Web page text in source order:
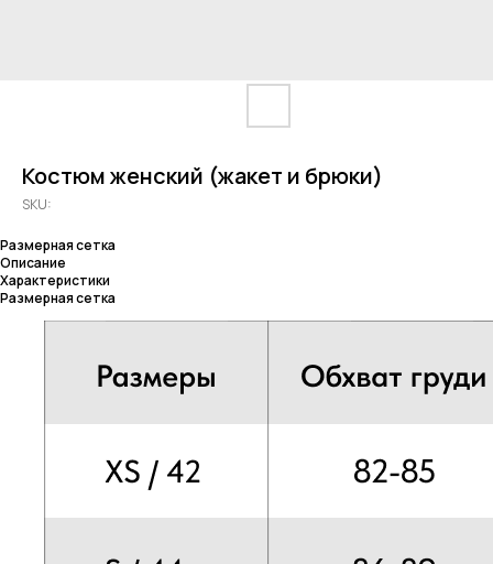
Костюм женский (жакет и брюки)
SKU:
Размерная сетка
Описание
Характеристики
Размерная сетка